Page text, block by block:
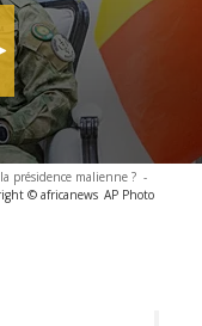
présidence malienne ? -
© africanews AP Photo